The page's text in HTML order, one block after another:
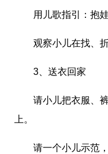
用儿歌指引：抱娃
观察小儿在找、折
3、送衣回家
请小儿把衣服、裤
上。
请一个小儿示范，